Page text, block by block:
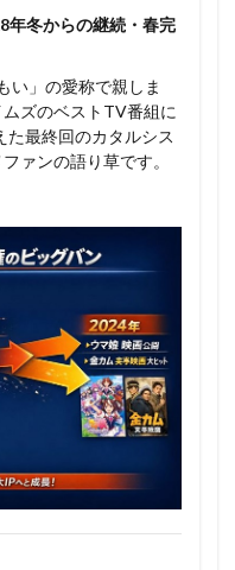
冬からの継続・春完
い」の愛称で親しま
ズのベストTV番組に
た最終回のカタルシス
ァンの語り草です。